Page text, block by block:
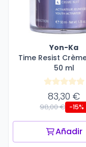
Yon-Ka
Time Resist
50 ml
83,30 €
98,00 € -15%
Añadir